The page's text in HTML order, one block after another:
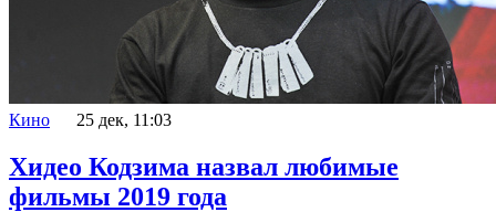
Кино 25 дек, 11:03
Хидео Кодзима назвал любимые
фильмы 2019 года